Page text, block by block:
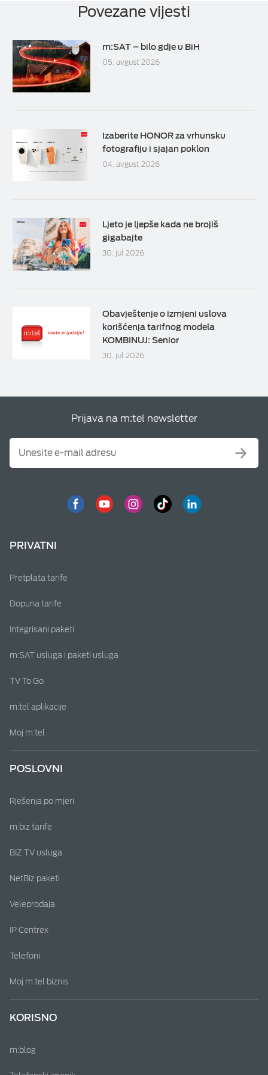
Povezane vijesti
m:SAT – bilo gdje u BiH
05. avgust 2026
Izaberite HONOR za vrhunsku
fotografiju i sjajan poklon
04. avgust 2026
Ljeto je ljepše kada ne brojiš
gigabajte
30. jul 2026
Obavještenje o izmjeni uslova
korišćenja tarifnog modela
KOMBINUJ: Senior
30. jul 2026
Prijava na m:tel newsletter
PRIVATNI
Pretplata tarife
Dopuna tarife
Integrisani paketi
m:SAT usluga i paketi usluga
TV To Go
m:tel aplikacije
Moj m:tel
POSLOVNI
Rješenja po mjeri
m:biz tarife
BIZ TV usluga
NetBiz paketi
Veleprodaja
IP Centrex
Telefoni
Moj m:tel biznis
KORISNO
m:blog